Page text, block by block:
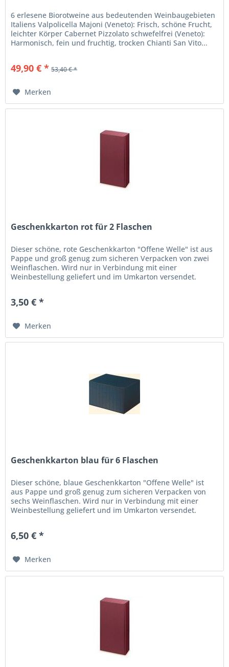
6 erlesene Biorotweine aus bedeutenden Weinbaugebieten
Italiens Valpolicella Majoni (Veneto): Frisch, schöne Frucht,
leichter Körper Cabernet Pizzolato schwefelfrei (Veneto):
Harmonisch, fein und fruchtig, trocken Chianti San Vito...
49,90 € * 53,40 € *
Merken
Geschenkkarton rot für 2 Flaschen
Dieser schöne, rote Geschenkkarton "Offene Welle" ist aus
Pappe und groß genug zum sicheren Verpacken von zwei
Weinflaschen. Wird nur in Verbindung mit einer
Weinbestellung geliefert und im Umkarton versendet.
3,50 € *
Merken
Geschenkkarton blau für 6 Flaschen
Dieser schöne, blaue Geschenkkarton "Offene Welle" ist
aus Pappe und groß genug zum sicheren Verpacken von
sechs Weinflaschen. Wird nur in Verbindung mit einer
Weinbestellung geliefert und im Umkarton versendet.
6,50 € *
Merken